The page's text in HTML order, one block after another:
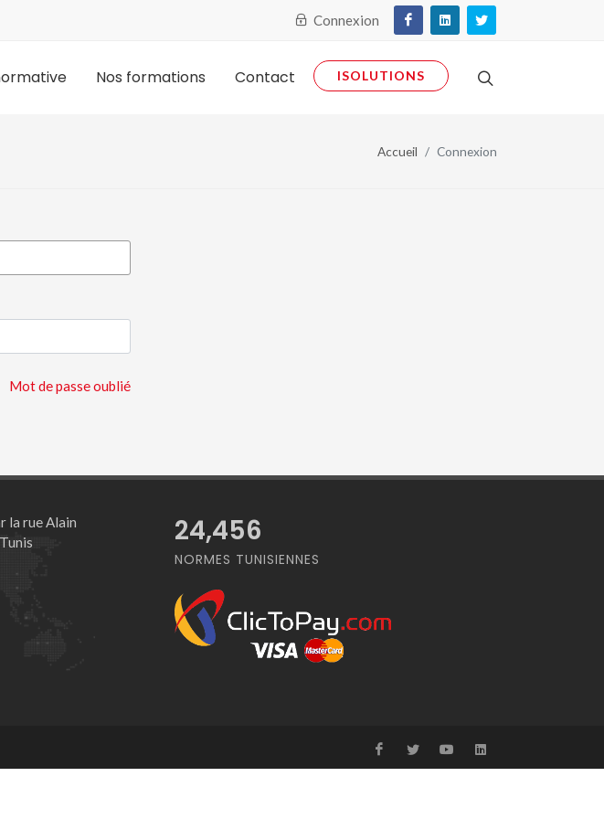
Connexion
Nos formations Contact ISOLUTIONS
Accueil Connexion
Mot de passe oublié
la rue Alain
24,456
NORMES TUNISIENNES